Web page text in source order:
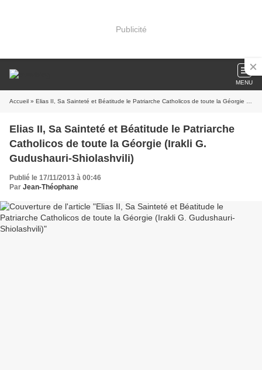
Publicité
MENU
Accueil » Elias II, Sa Sainteté et Béatitude le Patriarche Catholicos de toute la Géorgie (Irakli G. Gudushauri-Shiolashvili)
Elias II, Sa Sainteté et Béatitude le Patriarche
Catholicos de toute la Géorgie (Irakli G.
Gudushauri-Shiolashvili)
Publié le 17/11/2013 à 00:46
Par Jean-Théophane